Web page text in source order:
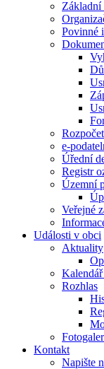
Základní
Povinné
Rozpočet
e-
Úřední
Registr
Územní
Veřejné
Události v obci
Aktuality
Rozhlas
Kontakt
Napište